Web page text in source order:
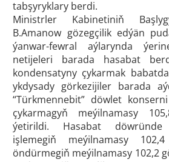
tabşyryklary berdi.
Ministrler Kabinetiniň
B.Amanow gözegçilik edýän
ýanwar-fewral aýlarynda
netijeleri barada hasabat
kondensatyny çykarmak
ykdysady görkezijiler barada
“Türkmennebit” döwlet
çykarmagyň meýilnamasy
ýetirildi. Hasabat
işlemegiň meýilnamasy
öndürmegiň meýilnamasy 102,2